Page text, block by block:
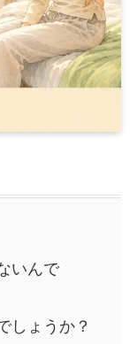
いんで
しょうか？